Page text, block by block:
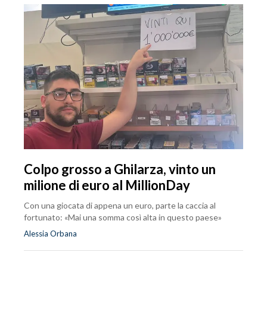
Colpo grosso a Ghilarza, vinto un
milione di euro al MillionDay
Con una giocata di appena un euro, parte la caccia al
fortunato: «Mai una somma così alta in questo paese»
Alessia Orbana